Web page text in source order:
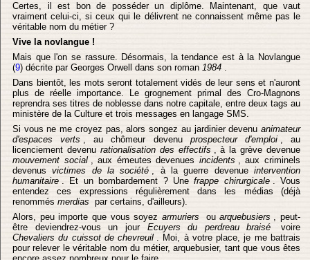
Certes, il est bon de posséder un diplôme. Maintenant, que vaut
vraiment celui-ci, si ceux qui le délivrent ne connaissent même pas le
véritable nom du métier ?
Vive la novlangue !
Mais que l'on se rassure. Désormais, la tendance est à la Novlangue
(9) décrite par Georges Orwell dans son roman 1984 .
Dans bientôt, les mots seront totalement vidés de leur sens et n'auront
plus de réelle importance. Le grognement primal des Cro-Magnons
reprendra ses titres de noblesse dans notre capitale, entre deux tags au
ministère de la Culture et trois messages en langage SMS.
Si vous ne me croyez pas, alors songez au jardinier devenu animateur
d'espaces verts , au chômeur devenu prospecteur d'emploi , au
licenciement devenu rationalisation des effectifs , à la grève devenue
mouvement social , aux émeutes devenues incidents , aux criminels
devenusvictimes de la société , à la guerre devenueintervention
humanitaire . Et un bombardement ? Unefrappe chirurgicale . Vous
entendez ces expressions régulièrement dans les médias (déjà
renommés merdias par certains, d'ailleurs).
Alors, peu importe que vous soyez armuriers ouarquebusiers , peut-
être deviendrez-vous un jour Ecuyers du perdreau braisé
voire
Chevaliers du cuissot de chevreuil . Moi, à votre place, je me battrais
pour relever le véritable nom du métier, arquebusier, tant que vous êtes